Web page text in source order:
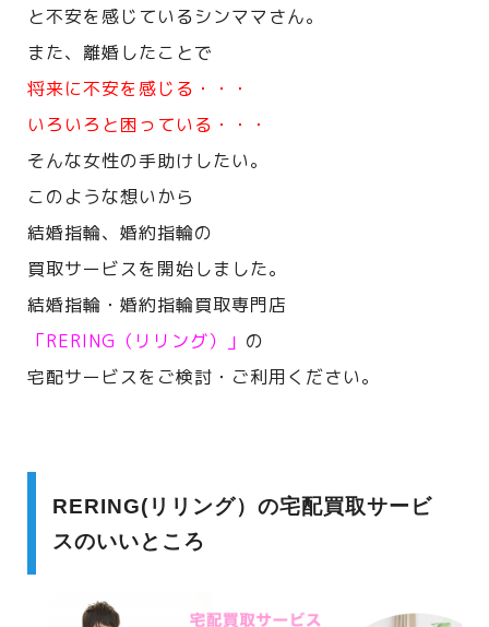
と不安を感じているシンママさん。
また、離婚したことで
将来に不安を感じる・・・
いろいろと困っている・・・
そんな女性の手助けしたい。
このような想いから
結婚指輪、婚約指輪の
買取サービスを開始しました。
結婚指輪・婚約指輪買取専門店
「RERING（リリング）」 の
宅配サービスをご検討・ご利用ください。
RERING(リリング）の宅配買取サービ
スのいいところ